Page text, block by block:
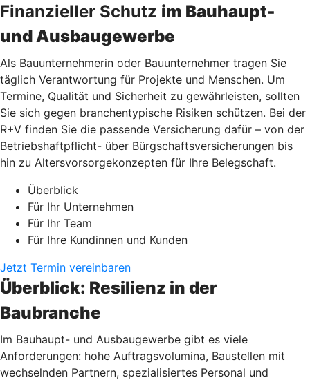
Finanzieller Schutz im Bauhaupt-
und Ausbaugewerbe
Als Bauunternehmerin oder Bauunternehmer tragen Sie
täglich Verantwortung für Projekte und Menschen. Um
Termine, Qualität und Sicherheit zu gewährleisten, sollten
Sie sich gegen branchentypische Risiken schützen. Bei der
R+V finden Sie die passende Versicherung dafür – von der
Betriebshaftpflicht- über Bürgschaftsversicherungen bis
hin zu Altersvorsorgekonzepten für Ihre Belegschaft.
Überblick
Für Ihr Unternehmen
Für Ihr Team
Für Ihre Kundinnen und Kunden
Jetzt Termin vereinbaren
Überblick: Resilienz in der
Baubranche
Im Bauhaupt- und Ausbaugewerbe gibt es viele
Anforderungen: hohe Auftragsvolumina, Baustellen mit
wechselnden Partnern, spezialisiertes Personal und